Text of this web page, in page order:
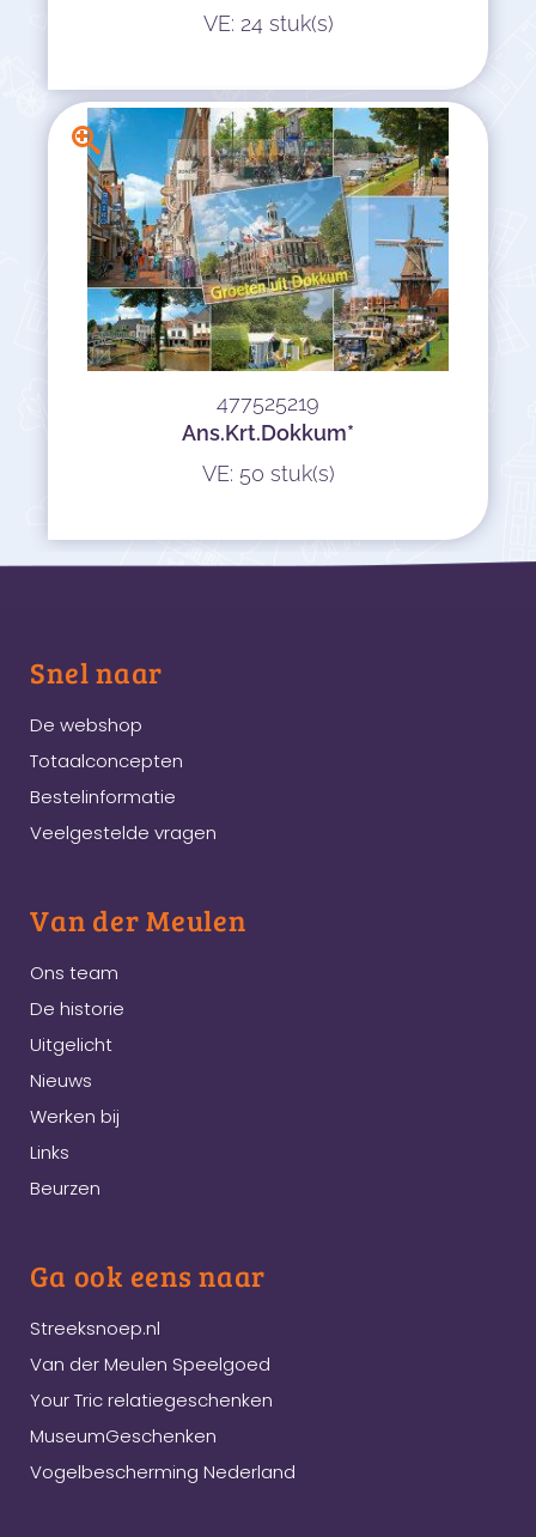
VE: 24 stuk(s)
477525219
Ans.Krt.Dokkum*
VE: 50 stuk(s)
Snel naar
De webshop
Totaalconcepten
Bestelinformatie
Veelgestelde vragen
Van der Meulen
Ons team
De historie
Uitgelicht
Nieuws
Werken bij
Links
Beurzen
Ga ook eens naar
Streeksnoep.nl
Van der Meulen Speelgoed
Your Tric relatiegeschenken
MuseumGeschenken
Vogelbescherming Nederland